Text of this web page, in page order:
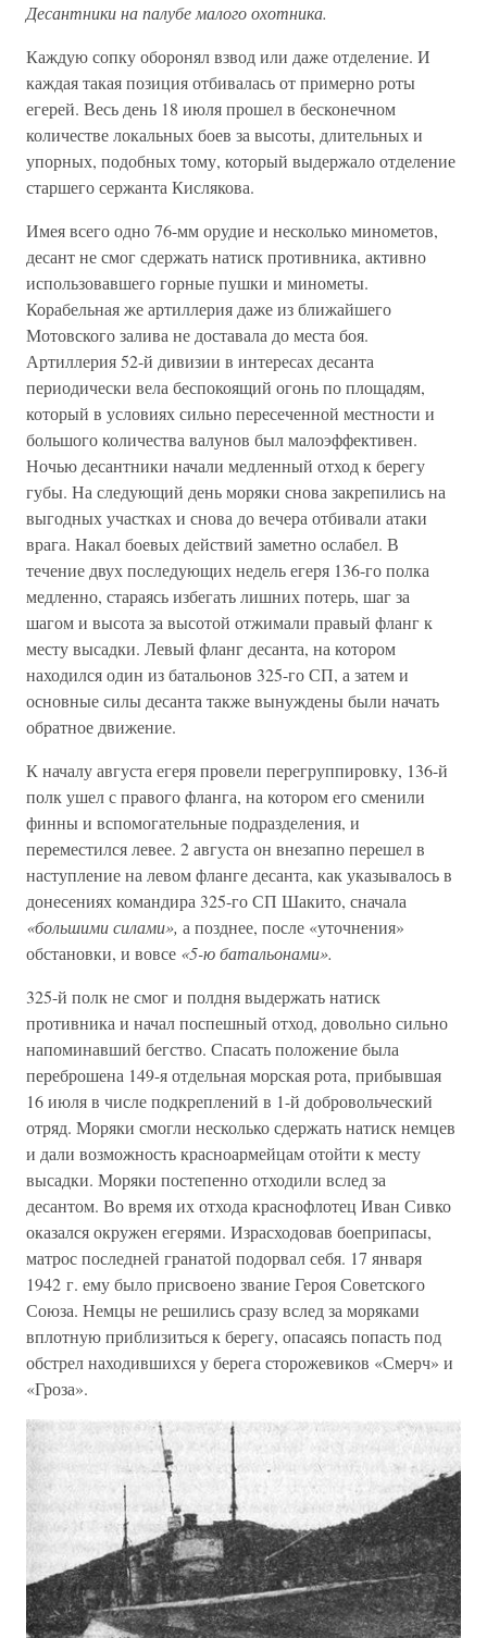
Десантники на палубе малого охотника.
Каждую сопку оборонял взвод или даже отделение. И
каждая такая позиция отбивалась от примерно роты
егерей. Весь день 18 июля прошел в бесконечном
количестве локальных боев за высоты, длительных и
упорных, подобных тому, который выдержало отделение
старшего сержанта Кислякова.
Имея всего одно 76-мм орудие и несколько минометов,
десант не смог сдержать натиск противника, активно
использовавшего горные пушки и минометы.
Корабельная же артиллерия даже из ближайшего
Мотовского залива не доставала до места боя.
Артиллерия 52-й дивизии в интересах десанта
периодически вела беспокоящий огонь по площадям,
который в условиях сильно пересеченной местности и
большого количества валунов был малоэффективен.
Ночью десантники начали медленный отход к берегу
губы. На следующий день моряки снова закрепились на
выгодных участках и снова до вечера отбивали атаки
врага. Накал боевых действий заметно ослабел. В
течение двух последующих недель егеря 136-го полка
медленно, стараясь избегать лишних потерь, шаг за
шагом и высота за высотой отжимали правый фланг к
месту высадки. Левый фланг десанта, на котором
находился один из батальонов 325-го СП, а затем и
основные силы десанта также вынуждены были начать
обратное движение.
К началу августа егеря провели перегруппировку, 136-й
полк ушел с правого фланга, на котором его сменили
финны и вспомогательные подразделения, и
переместился левее. 2 августа он внезапно перешел в
наступление на левом фланге десанта, как указывалось в
донесениях командира 325-го СП Шакито, сначала
«большими силами», а позднее, после «уточнения»
обстановки, и вовсе «5-ю батальонами».
325-й полк не смог и полдня выдержать натиск
противника и начал поспешный отход, довольно сильно
напоминавший бегство. Спасать положение была
переброшена 149-я отдельная морская рота, прибывшая
16 июля в числе подкреплений в 1-й добровольческий
отряд. Моряки смогли несколько сдержать натиск немцев
и дали возможность красноармейцам отойти к месту
высадки. Моряки постепенно отходили вслед за
десантом. Во время их отхода краснофлотец Иван Сивко
оказался окружен егерями. Израсходовав боеприпасы,
матрос последней гранатой подорвал себя. 17 января
1942 г. ему было присвоено звание Героя Советского
Союза. Немцы не решились сразу вслед за моряками
вплотную приблизиться к берегу, опасаясь попасть под
обстрел находившихся у берега сторожевиков «Смерч» и
«Гроза».